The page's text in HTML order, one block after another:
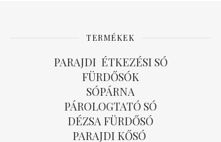
TERMÉKEK
PARAJDI ÉTKEZÉSI SÓ
FÜRDŐSÓK
SÓPÁRNA
PÁROLOGTATÓ SÓ
DÉZSA FÜRDŐSÓ
PARAJDI KŐSÓ